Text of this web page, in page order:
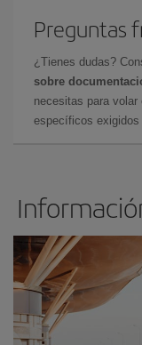
Preguntas
¿Tienes dudas?
sobre
necesitas para
específicos exigidos